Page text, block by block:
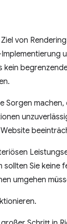
von
kein
Sorgen machen,
Sie keine
umgehen